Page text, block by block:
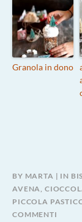
Granola in dono
BY MARTA IN
AVENA
PICCOLA
COMMENTI